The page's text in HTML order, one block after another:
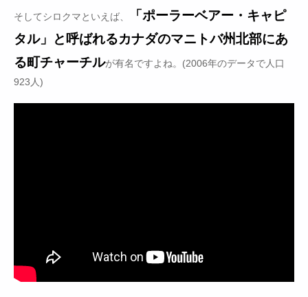
そしてシロクマといえば、
「ポーラーベアー・キャピ
タル」と呼ばれるカナダのマニトバ州北部にあ
る町チャーチルが有名ですよね。(2006年のデータで人口
923人)